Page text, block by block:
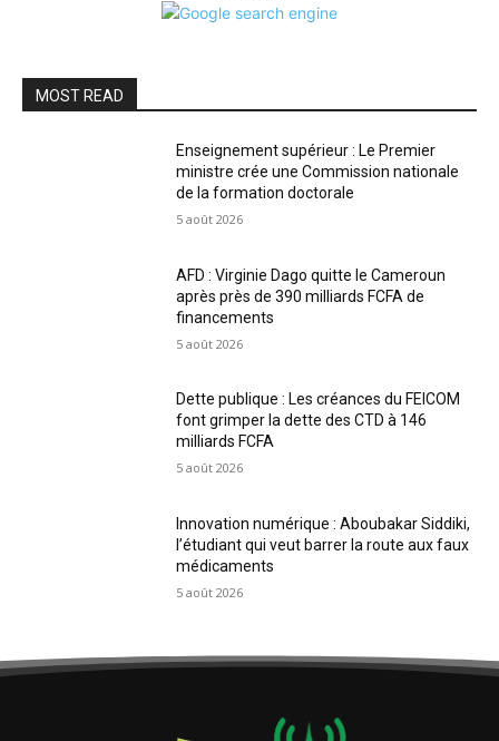
MOST READ
Enseignement supérieur : Le Premier
ministre crée une Commission nationale
de la formation doctorale
5 août 2026
AFD : Virginie Dago quitte le Cameroun
après près de 390 milliards FCFA de
financements
5 août 2026
Dette publique : Les créances du FEICOM
font grimper la dette des CTD à 146
milliards FCFA
5 août 2026
Innovation numérique : Aboubakar Siddiki,
l’étudiant qui veut barrer la route aux faux
médicaments
5 août 2026